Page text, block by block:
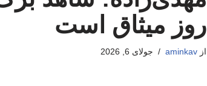
روز میثاق است
ازaminkav جولای 6, 2026